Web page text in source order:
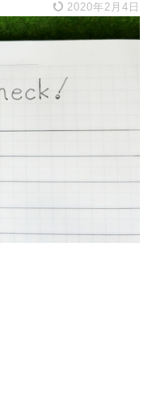
2020年2月4日